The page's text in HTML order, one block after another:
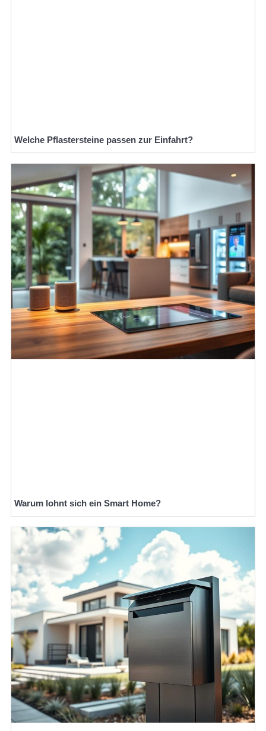
Welche Pflastersteine passen zur Einfahrt?
Warum lohnt sich ein Smart Home?